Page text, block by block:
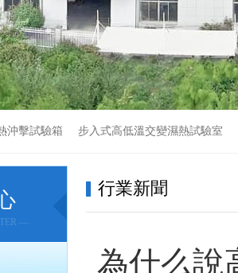
沖擊試驗箱 步入式高低溫交變濕熱試驗室
—
行業新聞
為什么說